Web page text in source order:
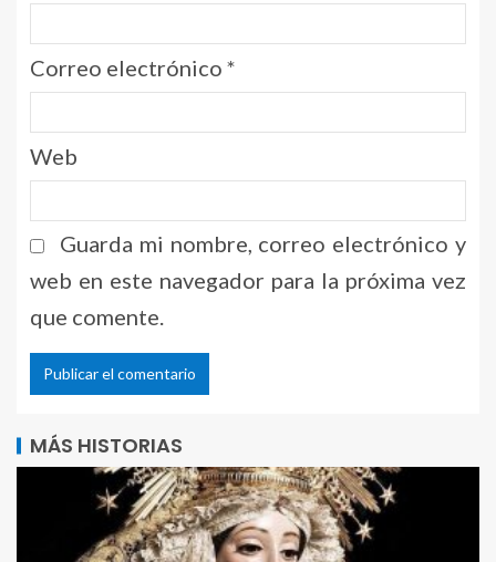
Correo electrónico *
Web
Guarda mi nombre, correo electrónico y
web en este navegador para la próxima vez
que comente.
MÁS HISTORIAS